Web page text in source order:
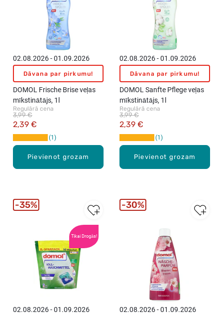
Pievienot grozam
02.08.2026 - 01.09.2026
Dāvana par pirkumu!
DOMOL Frische Brise veļas
mīkstinātājs, 1l
Regulārā cena
2,39 €
3,99 €
1
Pievienot grozam
02.08.2026 - 01.09.2026
Dāvana par pirkumu!
DOMOL Sanfte Pflege veļas
mīkstinātājs, 1l
Regulārā cena
2,39 €
3,99 €
1
Tikai Drogās!
02.08.2026 - 01.09.2026
35%
02.08.2026 - 01.09.2026
30%